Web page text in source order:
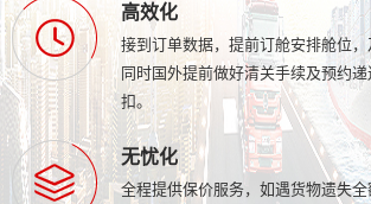
高效化
接到订单数据，提前订舱安排舱位
同时国外提前做好清关手续及预约
扣。
无忧化
全程提供保价服务，如遇货物遗失全